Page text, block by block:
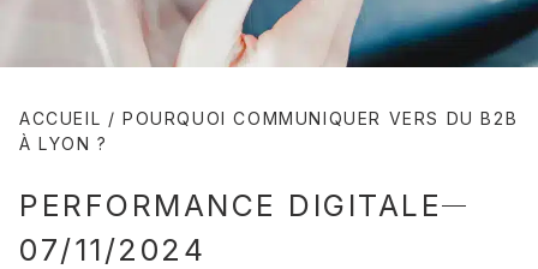
ACCUEIL /POURQUOI COMMUNIQUER VERS DU B2B
À LYON ?
PERFORMANCE DIGITALE
07/11/2024